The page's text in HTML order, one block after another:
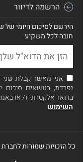
הרשמה לדיוור
הירשם לסיכום היומי של
חובה לכל משקיע
אני מאשר קבלת שני
נפרדת, בנושאים סיכום
בדואר אלקטרוני ו/ או
השימוש
כל הזכויות שמורות